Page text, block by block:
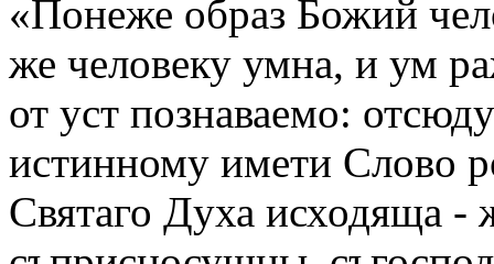
«Понеже образ Божий
же человеку умна, и ум
от уст познаваемо:
истинному имети Слово
Святаго Духа исходяща -